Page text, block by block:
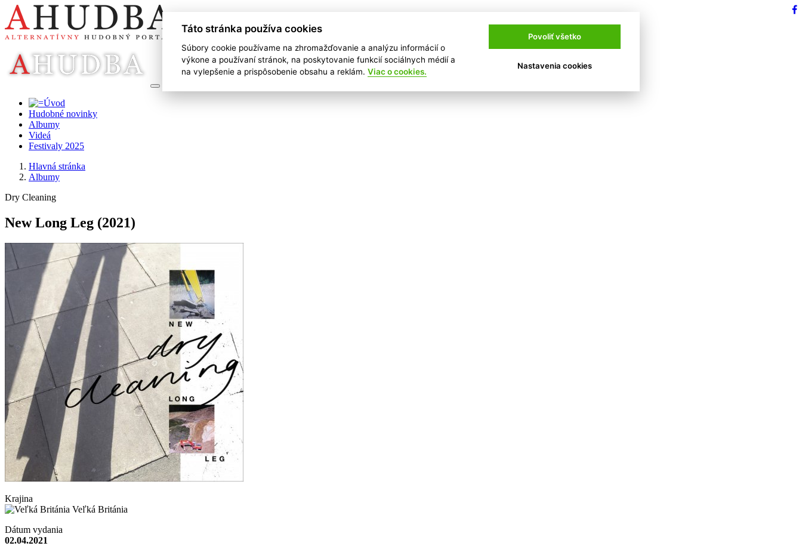
Hudobné novinky
Albumy
Videá
Festivaly 2025
Hlavná stránka
Albumy
Dry Cleaning
New Long Leg (2021)
Krajina
Veľká Británia
Dátum vydania
02.04.2021
Táto stránka používa cookies
Súbory cookie používame na zhromažďovanie a analýzu informácií o
výkone a používaní stránok, na poskytovanie funkcií sociálnych médií a
na vylepšenie a prispôsobenie obsahu a reklám. Viac o cookies.
Povoliť všetko
Nastavenia cookies